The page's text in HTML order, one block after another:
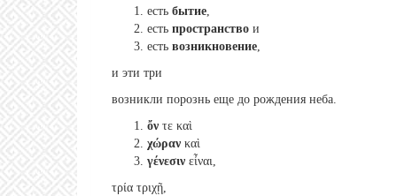
есть бытие
есть пространство и
есть возникновение
и эти три
возникли порознь еще до рождения неба.
ὄν τε καὶ
χώραν καὶ
γένεσιν εἶναι,
τρία τριχῇ,